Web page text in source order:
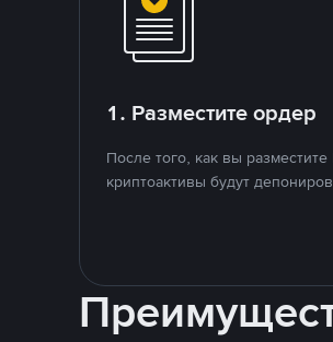
1. Разместите ордер
После того, как вы
криптоактивы будут